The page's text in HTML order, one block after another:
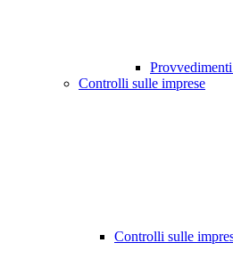
Controlli sulle imprese
Controlli sulle